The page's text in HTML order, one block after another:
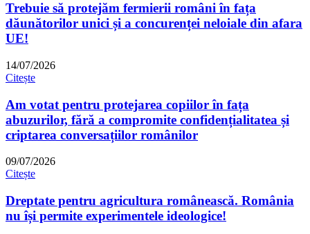
Trebuie să protejăm fermierii români în fața
dăunătorilor unici și a concurenței neloiale din afara
UE!
14/07/2026
Citește
Am votat pentru protejarea copiilor în fața
abuzurilor, fără a compromite confidențialitatea și
criptarea conversațiilor românilor
09/07/2026
Citește
Dreptate pentru agricultura românească. România
nu își permite experimentele ideologice!